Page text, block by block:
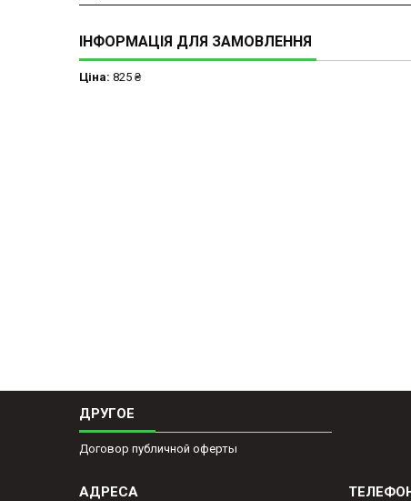
ІНФОРМАЦІЯ ДЛЯ ЗАМОВЛЕННЯ
Ціна: 825 ₴
ДРУГОЕ
Договор публичной оферты